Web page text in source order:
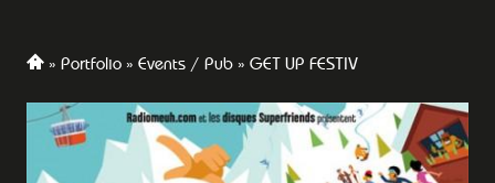
Portfolio Events / Pub GET UP FESTIV